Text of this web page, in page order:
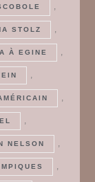
,
STOLZ ,
À EGINE ,
,
,
,
NELSON ,
,